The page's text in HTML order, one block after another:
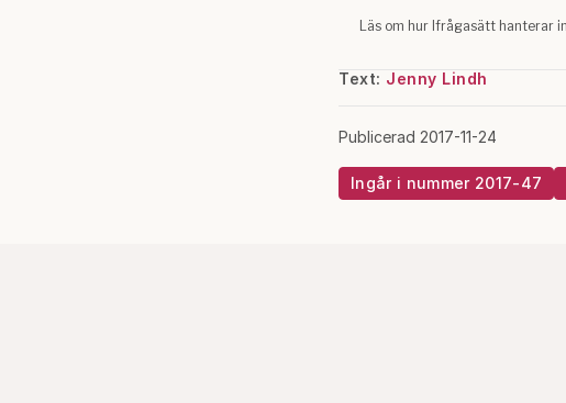
Text: Jenny Lindh
Publicerad 2017-11-24
Ingår i nummer 2017-47